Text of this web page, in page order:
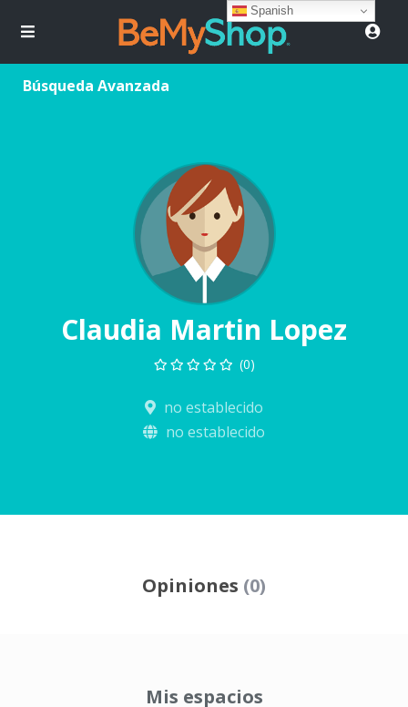
Búsqueda Avanzada
Claudia Martin Lopez
(0)
no establecido
no establecido
Opiniones (0)
Mis espacios
Spanish